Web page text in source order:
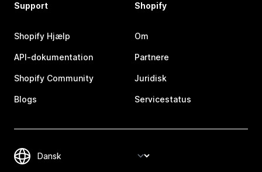
Support
Shopify Hjælp
API-dokumentation
Shopify Community
Blogs
Shopify
Om
Partnere
Juridisk
Servicestatus